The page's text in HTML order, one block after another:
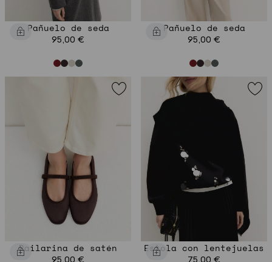
Pañuelo de seda
95,00 €
Pañuelo de seda
95,00 €
Bailarina de satén
95,00 €
Estola con lentejuelas
75,00 €